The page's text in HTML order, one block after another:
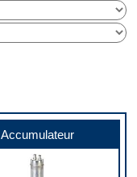
Accumulateur